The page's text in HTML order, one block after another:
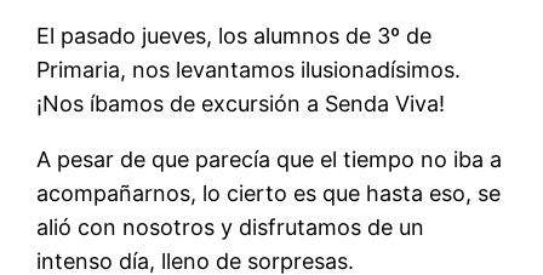
El pasado jueves, los alumnos de 3º de
Primaria, nos levantamos ilusionadísimos.
¡Nos íbamos de excursión a Senda Viva!
A pesar de que parecía que el tiempo no iba a
acompañarnos, lo cierto es que hasta eso, se
alió con nosotros y disfrutamos de un
intenso día, lleno de sorpresas.